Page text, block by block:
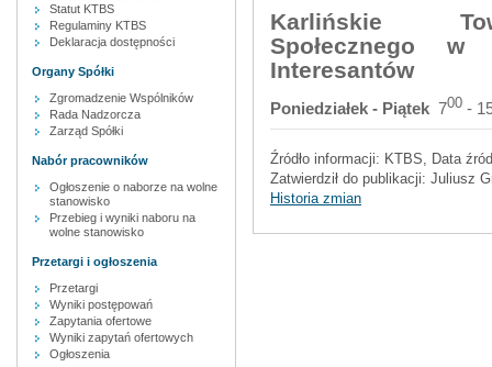
Statut KTBS
Regulaminy KTBS
Deklaracja dostępności
Organy Spółki
Zgromadzenie Wspólników
Rada Nadzorcza
Zarząd Spółki
Nabór pracowników
Ogłoszenie o naborze na wolne
stanowisko
Przebieg i wyniki naboru na
wolne stanowisko
Przetargi i ogłoszenia
Przetargi
Wyniki postępowań
Zapytania ofertowe
Wyniki zapytań ofertowych
Ogłoszenia
Karlińskie
Społecznego
Interesantów
Poniedziałek - Piątek 700 -
Źródło informacji: KTBS , Data
Zatwierdził do publikacji: Juliusz
Historia zmian